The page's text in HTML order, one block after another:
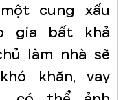
cung xấu
gia bất khả
làm nhà sẽ
khăn, vay